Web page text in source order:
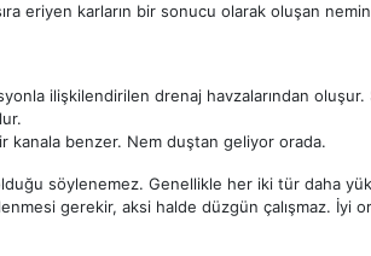
eriyen karların bir sonucu olarak oluşan nemin
ilişkilendirilen drenaj havzalarından
kanala benzer. Nem duştan geliyor orada.
söylenemez. Genellikle her iki tür daha
gerekir, aksi halde düzgün çalışmaz. İyi